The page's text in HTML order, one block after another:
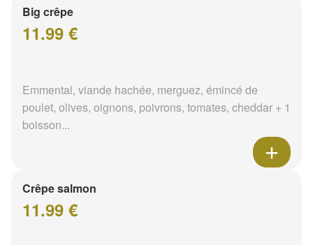
Big crêpe
11.99 €
Emmental, viande hachée, merguez, émincé de
poulet, olives, oignons, poivrons, tomates, cheddar + 1
boisson...
Crêpe salmon
11.99 €